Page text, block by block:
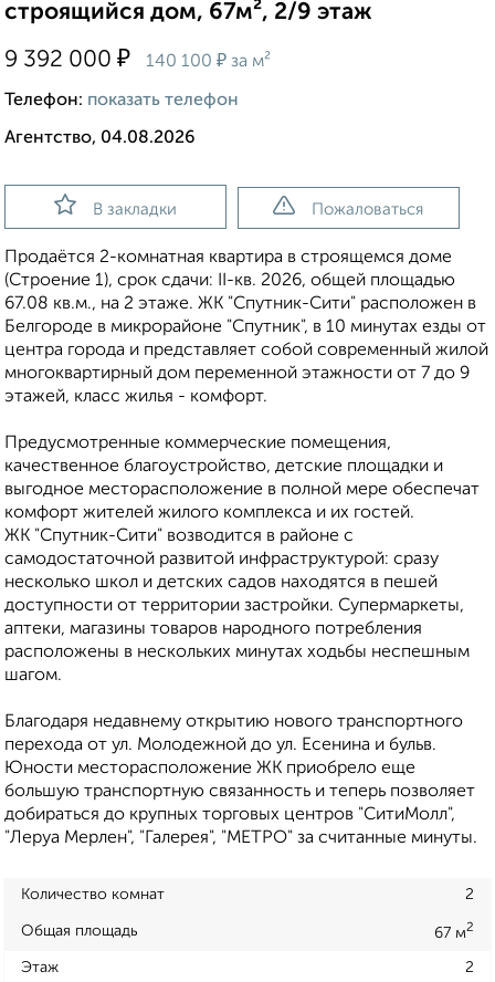
строящийся дом, 67м², 2/9 этаж
9 392 000 ₽ 140 100 ₽ за м²
Телефон: показать телефон
Агентство, 04.08.2026
В закладки Пожаловаться
Продаётся 2-комнатная квартира в строящемся доме
(Строение 1), срок сдачи: II-кв. 2026, общей площадью
67.08 кв.м., на 2 этаже. ЖК "Спутник-Сити" расположен в
Белгороде в микрорайоне "Спутник", в 10 минутах езды от
центра города и представляет собой современный жилой
многоквартирный дом переменной этажности от 7 до 9
этажей, класс жилья - комфорт.
Предусмотренные коммерческие помещения,
качественное благоустройство, детские площадки и
выгодное месторасположение в полной мере обеспечат
комфорт жителей жилого комплекса и их гостей.
ЖК "Спутник-Сити" возводится в районе с
самодостаточной развитой инфраструктурой: сразу
несколько школ и детских садов находятся в пешей
доступности от территории застройки. Супермаркеты,
аптеки, магазины товаров народного потребления
расположены в нескольких минутах ходьбы неспешным
шагом.
Благодаря недавнему открытию нового транспортного
перехода от ул. Молодежной до ул. Есенина и бульв.
Юности месторасположение ЖК приобрело еще
бoльшую транспортную связанность и теперь позволяет
добираться до крупных торговых центров "СитиМолл",
"Леруа Мерлен", "Галерея", "МЕТРО" за считанные минуты.
Количество комнат 2
Общая площадь 67 м2
Этаж 2